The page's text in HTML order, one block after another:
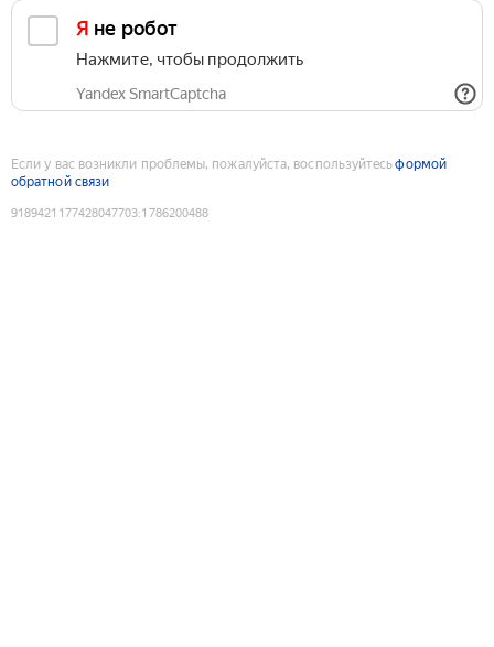
Я не робот
Нажмите, чтобы продолжить
Yandex SmartCaptcha
Если у вас возникли проблемы, пожалуйста, воспользуйтесьформой
обратной связи
9189421177428047703:1786200488